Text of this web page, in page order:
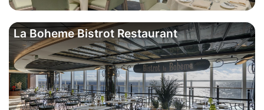
La Boheme Bistrot Restaurant